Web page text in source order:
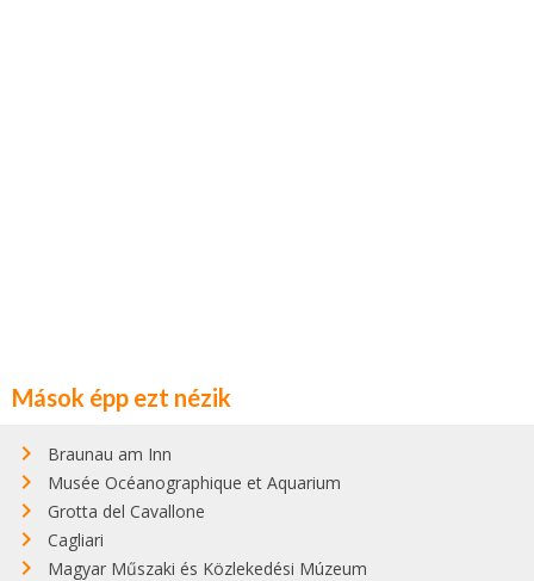
Mások épp ezt nézik
Braunau am Inn
Musée Océanographique et Aquarium
Grotta del Cavallone
Cagliari
Magyar Műszaki és Közlekedési Múzeum